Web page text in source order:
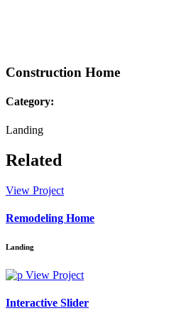
Construction Home
Category:
Landing
Related
View Project
Remodeling Home
Landing
View Project
Interactive Slider